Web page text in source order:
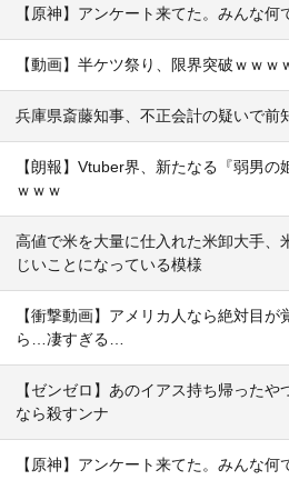
【原神】アンケート来てた。みんな何
【動画】半ケツ祭り、限界突破ｗｗｗ
兵庫県斎藤知事、不正会計の疑いで前
【朗報】Vtuber界、新たなる『弱男
ｗｗｗ
高値で米を大量に仕入れた米卸大手、
じいことになっている模様
【衝撃動画】アメリカ人なら絶対目
ら…凄すぎる…
【ゼンゼロ】あのイアス持ち帰った
なら殺すンナ
【原神】アンケート来てた。みんな何